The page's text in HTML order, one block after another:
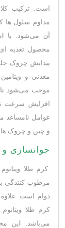
است. ترکیب
مداوم سلول
آن می‌شود. با
محصول تغذیه
پیدایش چروک
معدنی و
موجب می‌شود تا
افزایش سرعت
عوامل نامساعد
و چین و چروک
جوانسازی
کرم طلا
مرطوب کنندگی
دوام است.
کرم طلا